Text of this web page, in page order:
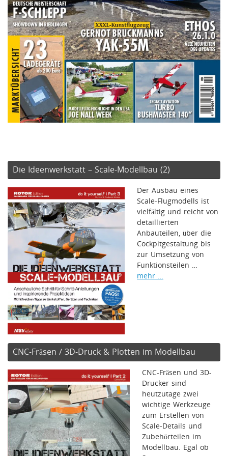
Die Ideenwerkstatt – Scale-Modellbau (2)
Der Ausbau eines
Scale-Flugmodells ist
vielfältig und reicht von
detaillierten
Anbauteilen, über die
Cockpitgestaltung bis
zur Umsetzung von
Funktionsteilen …
mehr …
CNC-Fräsen / 3D-Druck & Plotten im Modellbau
CNC-Fräsen und 3D-
Drucker sind
heutzutage zwei
wichtige Werkzeuge
zum Erstellen von
Scale-Details und
Zubehörteilen im
Modellbau. Egal ob